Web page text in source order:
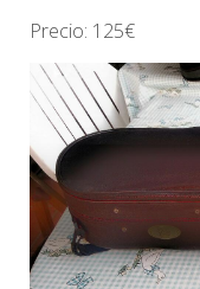
Precio: 125€